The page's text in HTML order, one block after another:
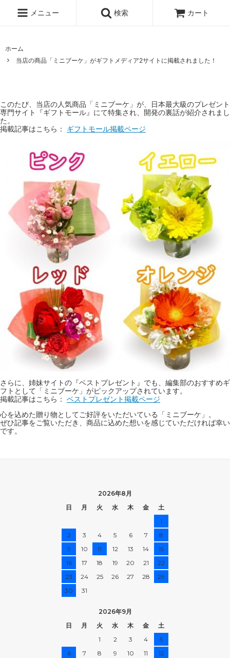
メニュー 検索 カート
ホーム
当店の商品「ミニブーケ」がギフトメディア2サイトに掲載されました！
このたび、当店の人気商品「ミニブーケ」が、日本最大級のプレゼント
専門サイト『ギフトモール』にて特集され、開発の裏話が紹介されまし
た。
掲載記事はこちら： ギフトモール掲載ページ
さらに、姉妹サイトの『ベストプレゼント』でも、編集部のおすすめギ
フトとして「ミニブーケ」がピックアップされています。
掲載記事はこちら： ベストプレゼント掲載ページ
心を込めた贈り物としてご好評をいただいている「ミニブーケ」。
ぜひ記事をご覧いただき、商品に込めた想いを感じていただければ幸い
です。
2026年8月
日
月 火 水 木 金
土
1
2
3 4 5 6 7
8
9
10 11 12 13 14
15
16
17 18 19 20 21
22
23
24 25 26 27 28
29
30
31
2026年9月
日
月 火 水 木 金
土
1
2 3 4
5
6
7 8 9 10 11
12